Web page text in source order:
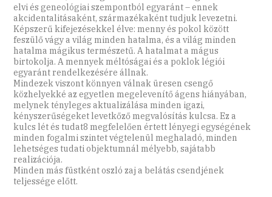
elvi és geneológiai szempontból egyaránt – ennek
akcidentalitásaként, származékaként tudjuk levezetni.
Képszerű kifejezésekkel élve: menny és pokol között
feszülő vágy a világ minden hatalma, és a világ minden
hatalma mágikus természetű. A hatalmat a mágus
birtokolja. A mennyek méltóságai és a poklok légiói
egyaránt rendelkezésére állnak.
Mindezek viszont könnyen válnak üresen csengő
közhelyekké az egyetlen megelevenítő ágens hiányában,
melynek tényleges aktualizálása minden igazi,
kényszerűségeket levetkőző megvalósítás kulcsa. Ez a
kulcs lét és tudat8 megfelelően értett lényegi egységének
minden fogalmi szintet végtelenül meghaladó, minden
lehetséges tudati objektumnál mélyebb, sajátabb
realizációja.
Minden más füstként oszló zaj a belátás csendjének
teljessége előtt.